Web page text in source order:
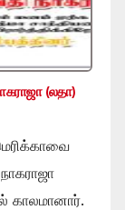
(லதா)
காலமானார்.